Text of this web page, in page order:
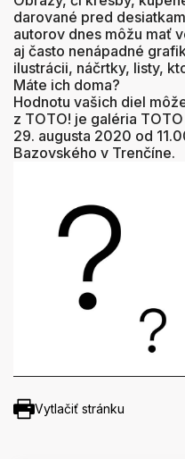
darované pred
autorov dnes môžu mať
aj často nenápadné
ilustrácii, náčrtky, listy,
Máte ich doma?
Hodnotu vašich diel
z TOTO! je galéria
29. augusta 2020 od
Bazovského v Trenčíne.
Vytlačiť stránku